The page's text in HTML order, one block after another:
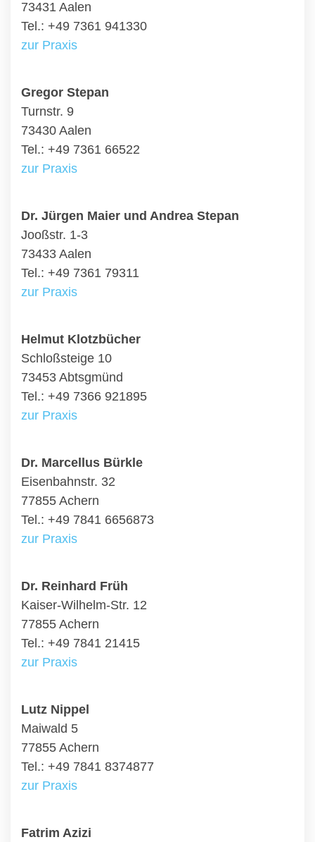
73431 Aalen
Tel.: +49 7361 941330
zur Praxis
Gregor Stepan
Turnstr. 9
73430 Aalen
Tel.: +49 7361 66522
zur Praxis
Dr. Jürgen Maier und Andrea Stepan
Jooßstr. 1-3
73433 Aalen
Tel.: +49 7361 79311
zur Praxis
Helmut Klotzbücher
Schloßsteige 10
73453 Abtsgmünd
Tel.: +49 7366 921895
zur Praxis
Dr. Marcellus Bürkle
Eisenbahnstr. 32
77855 Achern
Tel.: +49 7841 6656873
zur Praxis
Dr. Reinhard Früh
Kaiser-Wilhelm-Str. 12
77855 Achern
Tel.: +49 7841 21415
zur Praxis
Lutz Nippel
Maiwald 5
77855 Achern
Tel.: +49 7841 8374877
zur Praxis
Fatrim Azizi